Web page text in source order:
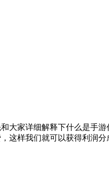
大家详细解释下什么是手
这样我们就可以获得利润